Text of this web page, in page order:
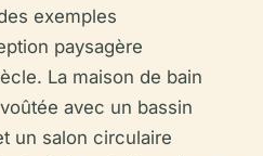
exemples
paysagère
La maison de bain
avec un bassin
un salon circulaire